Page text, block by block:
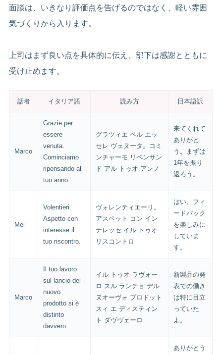
面談は、いきなり評価点を告げるのではなく、軽い雰囲
気づくりから入ります。
上司はまず良い点を具体的に伝え、部下は感謝とともに
受け止めます。
話者 イタリア語 読み方 日本語訳
Marco
Grazie per
essere
venuta.
Cominciamo
ripensando al
tuo anno.
グラツィエ ペル エッ
セレ ヴェヌータ。コミ
ンチャーモ リペンサン
ド アル トゥオ アンノ
来てくれて
ありがと
う。まずは
1年を振り
返ろう。
Mei
Volentieri.
Aspetto con
interesse il
tuo riscontro.
ヴォレンティエーリ。
アスペット コン イン
テレッセ イル トゥオ
リスコントロ
はい。フィ
ードバック
を楽しみに
していま
す。
Marco
Il tuo lavoro
sul lancio del
nuovo
prodotto si è
distinto
davvero.
イル トゥオ ラヴォー
ロ スル ランチョ デル
ヌオーヴォ プロドット
スィ エ ディスティン
ト ダヴヴェーロ
新製品の発
表での働き
は特に目立
っていた
よ。
ありがとう